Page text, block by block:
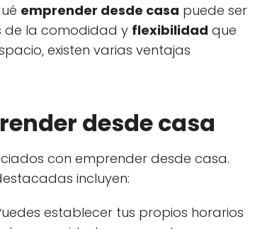
emprender desde casa puede ser
de la comodidad y flexibilidad que
existen varias ventajas
desde casa
con emprender desde casa.
incluyen:
establecer tus propios horarios